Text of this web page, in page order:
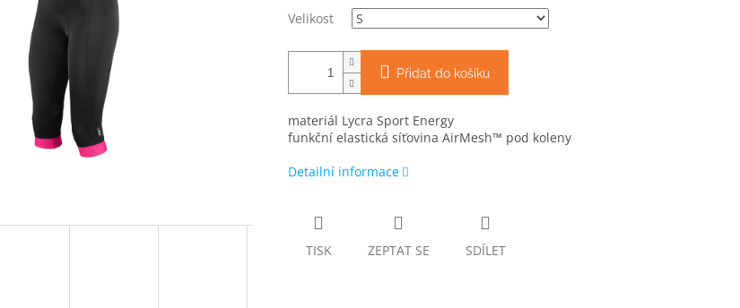
Velikost
Přidat do košíku
materiál Lycra Sport Energy
funkční elastická síťovina AirMesh™ pod koleny
Detailní informace
TISK ZEPTAT SE SDÍLET